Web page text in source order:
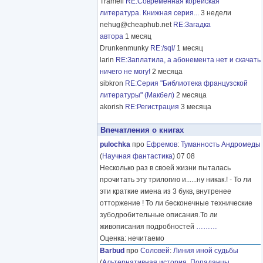
литература. Книжная серия... 3 недели
nehug@cheaphub.net RE:Загадка
автора 1 месяц
Drunkenmunky RE:/sql/ 1 месяц
larin RE:Заплатила, а абонемента нет и скачать
ничего не могу! 2 месяца
sibkron RE:Серия "Библиотека французской
литературы" (Макбел) 2 месяца
akorish RE:Регистрация 3 месяца
Впечатления о книгах
pulochka про Ефремов: Туманность Андромеды
(Научная фантастика) 07 08
Несколько раз в своей жизни пыталась
прочитать эту трилогию и......ну никак.! - То ли
эти краткие имена из 3 букв, внутренее
отторжение ! То ли бесконечные технические
зубодробительные описания.То ли
живописания подробностей ………
Оценка: нечитаемо
Barbud про Соловей: Линия иной судьбы